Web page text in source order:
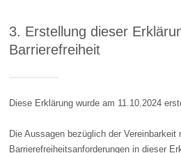
3. Erstellung dieser
Barrierefreiheit
Diese Erklärung wurde am 11.10.2024
Die Aussagen bezüglich der Vereinbarkeit
Barrierefreiheitsanforderungen in dieser